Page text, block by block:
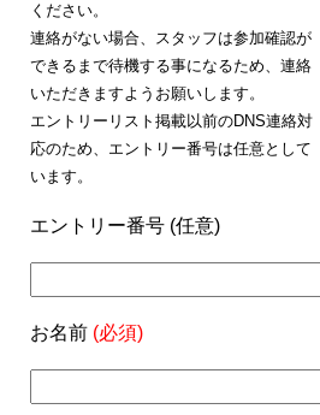
ください。
連絡がない場合、スタッフは参加確認が
できるまで待機する事になるため、連絡
いただきますようお願いします。
エントリーリスト掲載以前のDNS連絡対
応のため、エントリー番号は任意として
います。
エントリー番号 (任意)
お名前 (必須)